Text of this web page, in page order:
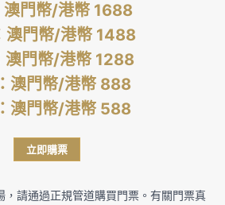
門幣/港幣 1688
澳門幣/港幣 1488
澳門幣/港幣 1288
澳門幣/港幣 888
澳門幣/港幣 588
立即購票
，請通過正規管道購買門票。有關門票真